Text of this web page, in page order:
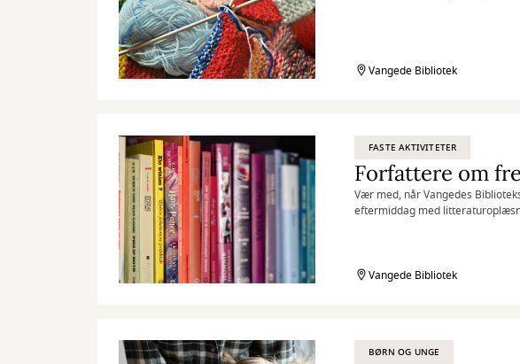
Vangede Bibliotek
FASTE AKTIVITETER
Forfattere om
Vær med, når Vangedes
eftermiddag med
Vangede Bibliotek
BØRN OG UNGE